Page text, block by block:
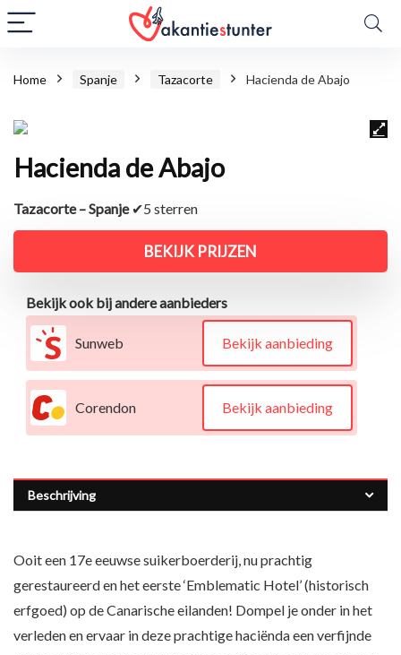
Home Spanje Tazacorte Hacienda de Abajo
Hacienda de Abajo
Tazacorte – Spanje✔5 sterren
BEKIJK PRIJZEN
Bekijk ook bij andere aanbieders
Sunweb Bekijk aanbieding
Corendon Bekijk aanbieding
Beschrijving
Ooit een 17e eeuwse suikerboerderij, nu prachtig
gerestaureerd en het eerste ‘Emblematic Hotel’ (historisch
erfgoed) op de Canarische eilanden! Dompel je onder in het
verleden en ervaar in deze prachtige haciënda een verfijnde